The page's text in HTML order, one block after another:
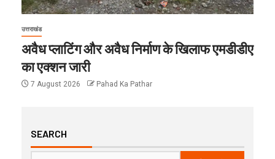
उत्तराखंड
अवैध प्लाटिंग और अवैध निर्माण के खिलाफ एमडीडीए
का एक्शन जारी
7 August 2026 Pahad Ka Pathar
SEARCH